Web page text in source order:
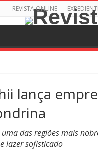
REVISTA ONLINE
lança
das regiões mais
lazer sofisticado